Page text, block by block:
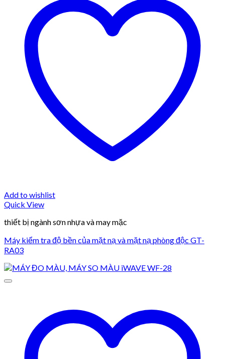
Add to wishlist
Quick View
thiết bị ngành sơn nhựa và may mặc
Máy kiểm tra độ bền của mặt nạ và mặt nạ phòng độc GT-
RA03